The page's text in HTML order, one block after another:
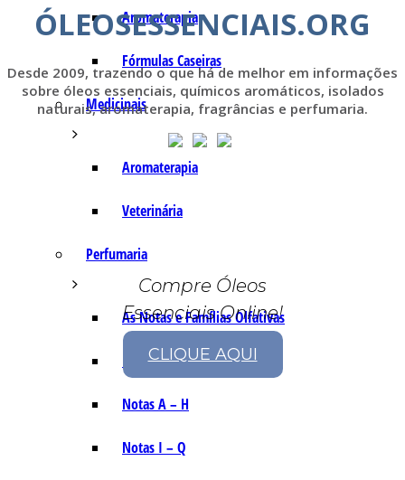
Aromaterapia
Fórmulas Caseiras
Medicinais
Aromaterapia
Veterinária
Perfumaria
As Notas e Famílias Olfativas
Marketing Olfativo
Notas A – H
Notas I – Q
ÓLEOSESSENCIAIS.ORG
Desde 2009, trazendo o que há de melhor em informações
sobre óleos essenciais, químicos aromáticos, isolados
naturais, aromaterapia, fragrâncias e perfumaria.
Compre Óleos
Essenciais Online!
CLIQUE AQUI